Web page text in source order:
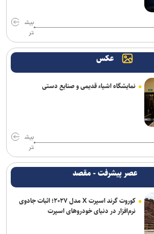
بیش
تر
عکس
نمایشگاه اشیاء قدیمی و صنایع دستی
بیش
تر
عصر پیشرفت - مقصد
کوروت گرند اسپرت X مدل ۲۰۲۷؛ اثبات جادوی
نرم‌افزار در دنیای خودروهای اسپرت